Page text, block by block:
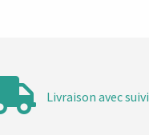
Livraison avec suivi